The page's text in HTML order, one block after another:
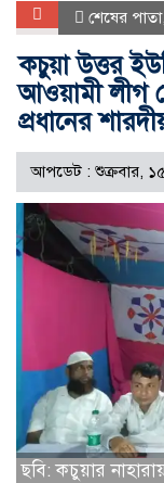
শেষের পাতা
কচুয়া উত্তর
আওয়ামী লীগ
প্রধানের
আপডেট : শুক্রবার,
ছবি: কচুয়ার